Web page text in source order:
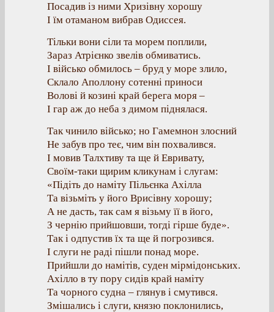
Посадив із ними Хризівну хорошу
І їм отаманом вибрав Одиссея.
Тільки вони сіли та морем поплили,
Зараз Атрієнко звелів обмиватись.
І військо обмилось – бруд у море злило,
Склало Аполлону сотенні приноси
Волові й козині край берега моря –
І гар аж до неба з димом піднялася.
Так чинило військо; но Гамемнон злосний
Не забув про теє, чим він похвалився.
І мовив Талхтиву та ще й Евривату,
Своїм-таки щирим кликунам і слугам:
«Підіть до наміту Пільєнка Ахілла
Та візьміть у його Врисівну хорошу;
А не дасть, так сам я візьму її в його,
З чернію прийшовши, тогді гірше буде».
Так і одпустив їх та ще й погрозився.
І слуги не раді пішли понад море.
Прийшли до намітів, суден мірмідонських.
Ахілло в ту пору сидів край наміту
Та чорного судна – глянув і смутився.
Змішались і слуги, князю поклонились,